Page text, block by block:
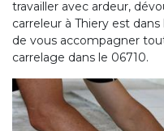
travailler avec ardeur,
carreleur à Thiery est
de vous accompagner
carrelage dans le 06710.